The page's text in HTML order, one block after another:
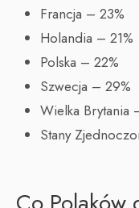
Francja – 23%
Holandia – 21%
Polska – 22%
Szwecja – 29%
Wielka Brytania
Stany